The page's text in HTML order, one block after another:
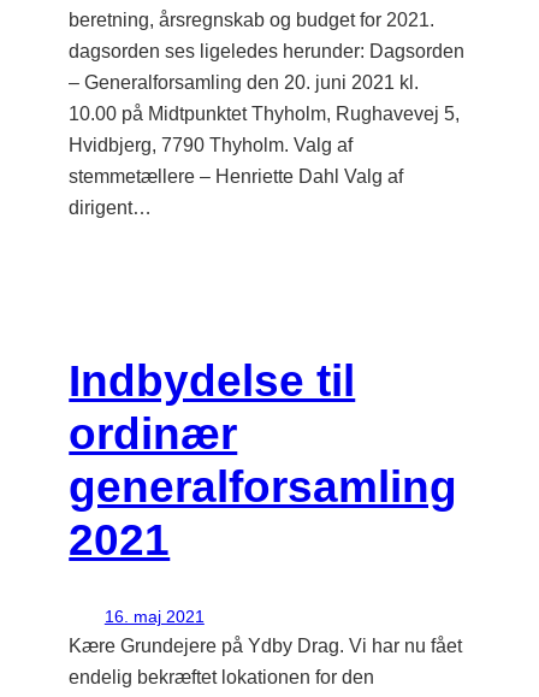
beretning, årsregnskab og budget for 2021.
dagsorden ses ligeledes herunder: Dagsorden
– Generalforsamling den 20. juni 2021 kl.
10.00 på Midtpunktet Thyholm, Rughavevej 5,
Hvidbjerg, 7790 Thyholm. Valg af
stemmetællere – Henriette Dahl Valg af
dirigent…
Indbydelse til
ordinær
generalforsamling
2021
16. maj 2021
Kære Grundejere på Ydby Drag. Vi har nu fået
endelig bekræftet lokationen for den